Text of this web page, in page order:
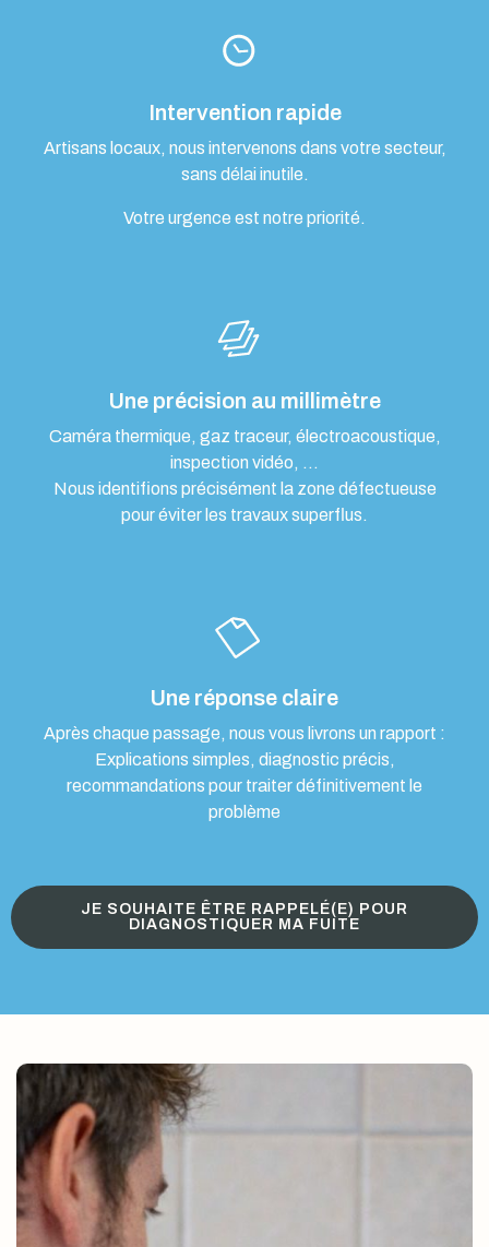
Intervention rapide
Artisans locaux, nous intervenons dans votre secteur,
sans délai inutile.
Votre urgence est notre priorité.
Une précision au millimètre
Caméra thermique, gaz traceur, électroacoustique,
inspection vidéo, …
Nous identifions précisément la zone défectueuse
pour éviter les travaux superflus.
Une réponse claire
Après chaque passage, nous vous livrons un rapport :
Explications simples, diagnostic précis,
recommandations pour traiter définitivement le
problème
JE SOUHAITE ÊTRE RAPPELÉ(E) POUR
DIAGNOSTIQUER MA FUITE